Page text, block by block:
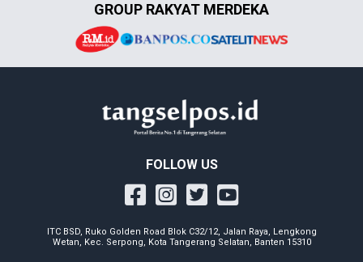
GROUP RAKYAT MERDEKA
FOLLOW US
ITC BSD, Ruko Golden Road Blok C32/12, Jalan Raya, Lengkong
Wetan, Kec. Serpong, Kota Tangerang Selatan, Banten 15310